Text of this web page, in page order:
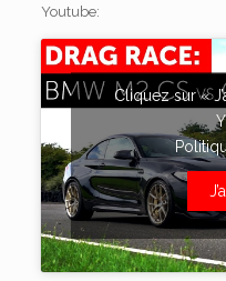
Youtube:
Cliquez sur «